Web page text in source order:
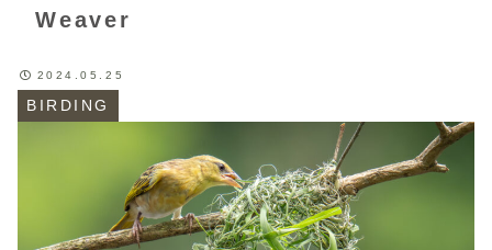
Weaver
BIRDING
2024.05.25